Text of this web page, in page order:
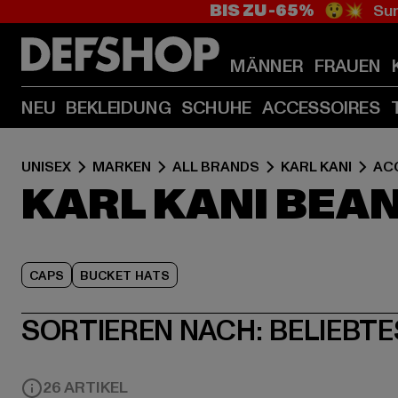
BIS ZU -65% 😲💥
MÄNNER FRAUEN
NEU BEKLEIDUNG SCHUHE ACCESSOIRES
UNISEX MARKEN ALL BRANDS KARL KANI
KARL KANI
CAPS BUCKET HATS
SORTIEREN NACH:
26 ARTIKEL